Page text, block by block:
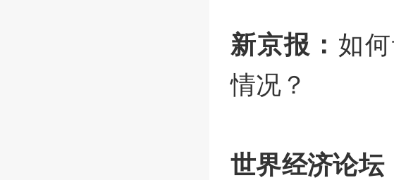
新京报： 如
情况？
世界经济论坛